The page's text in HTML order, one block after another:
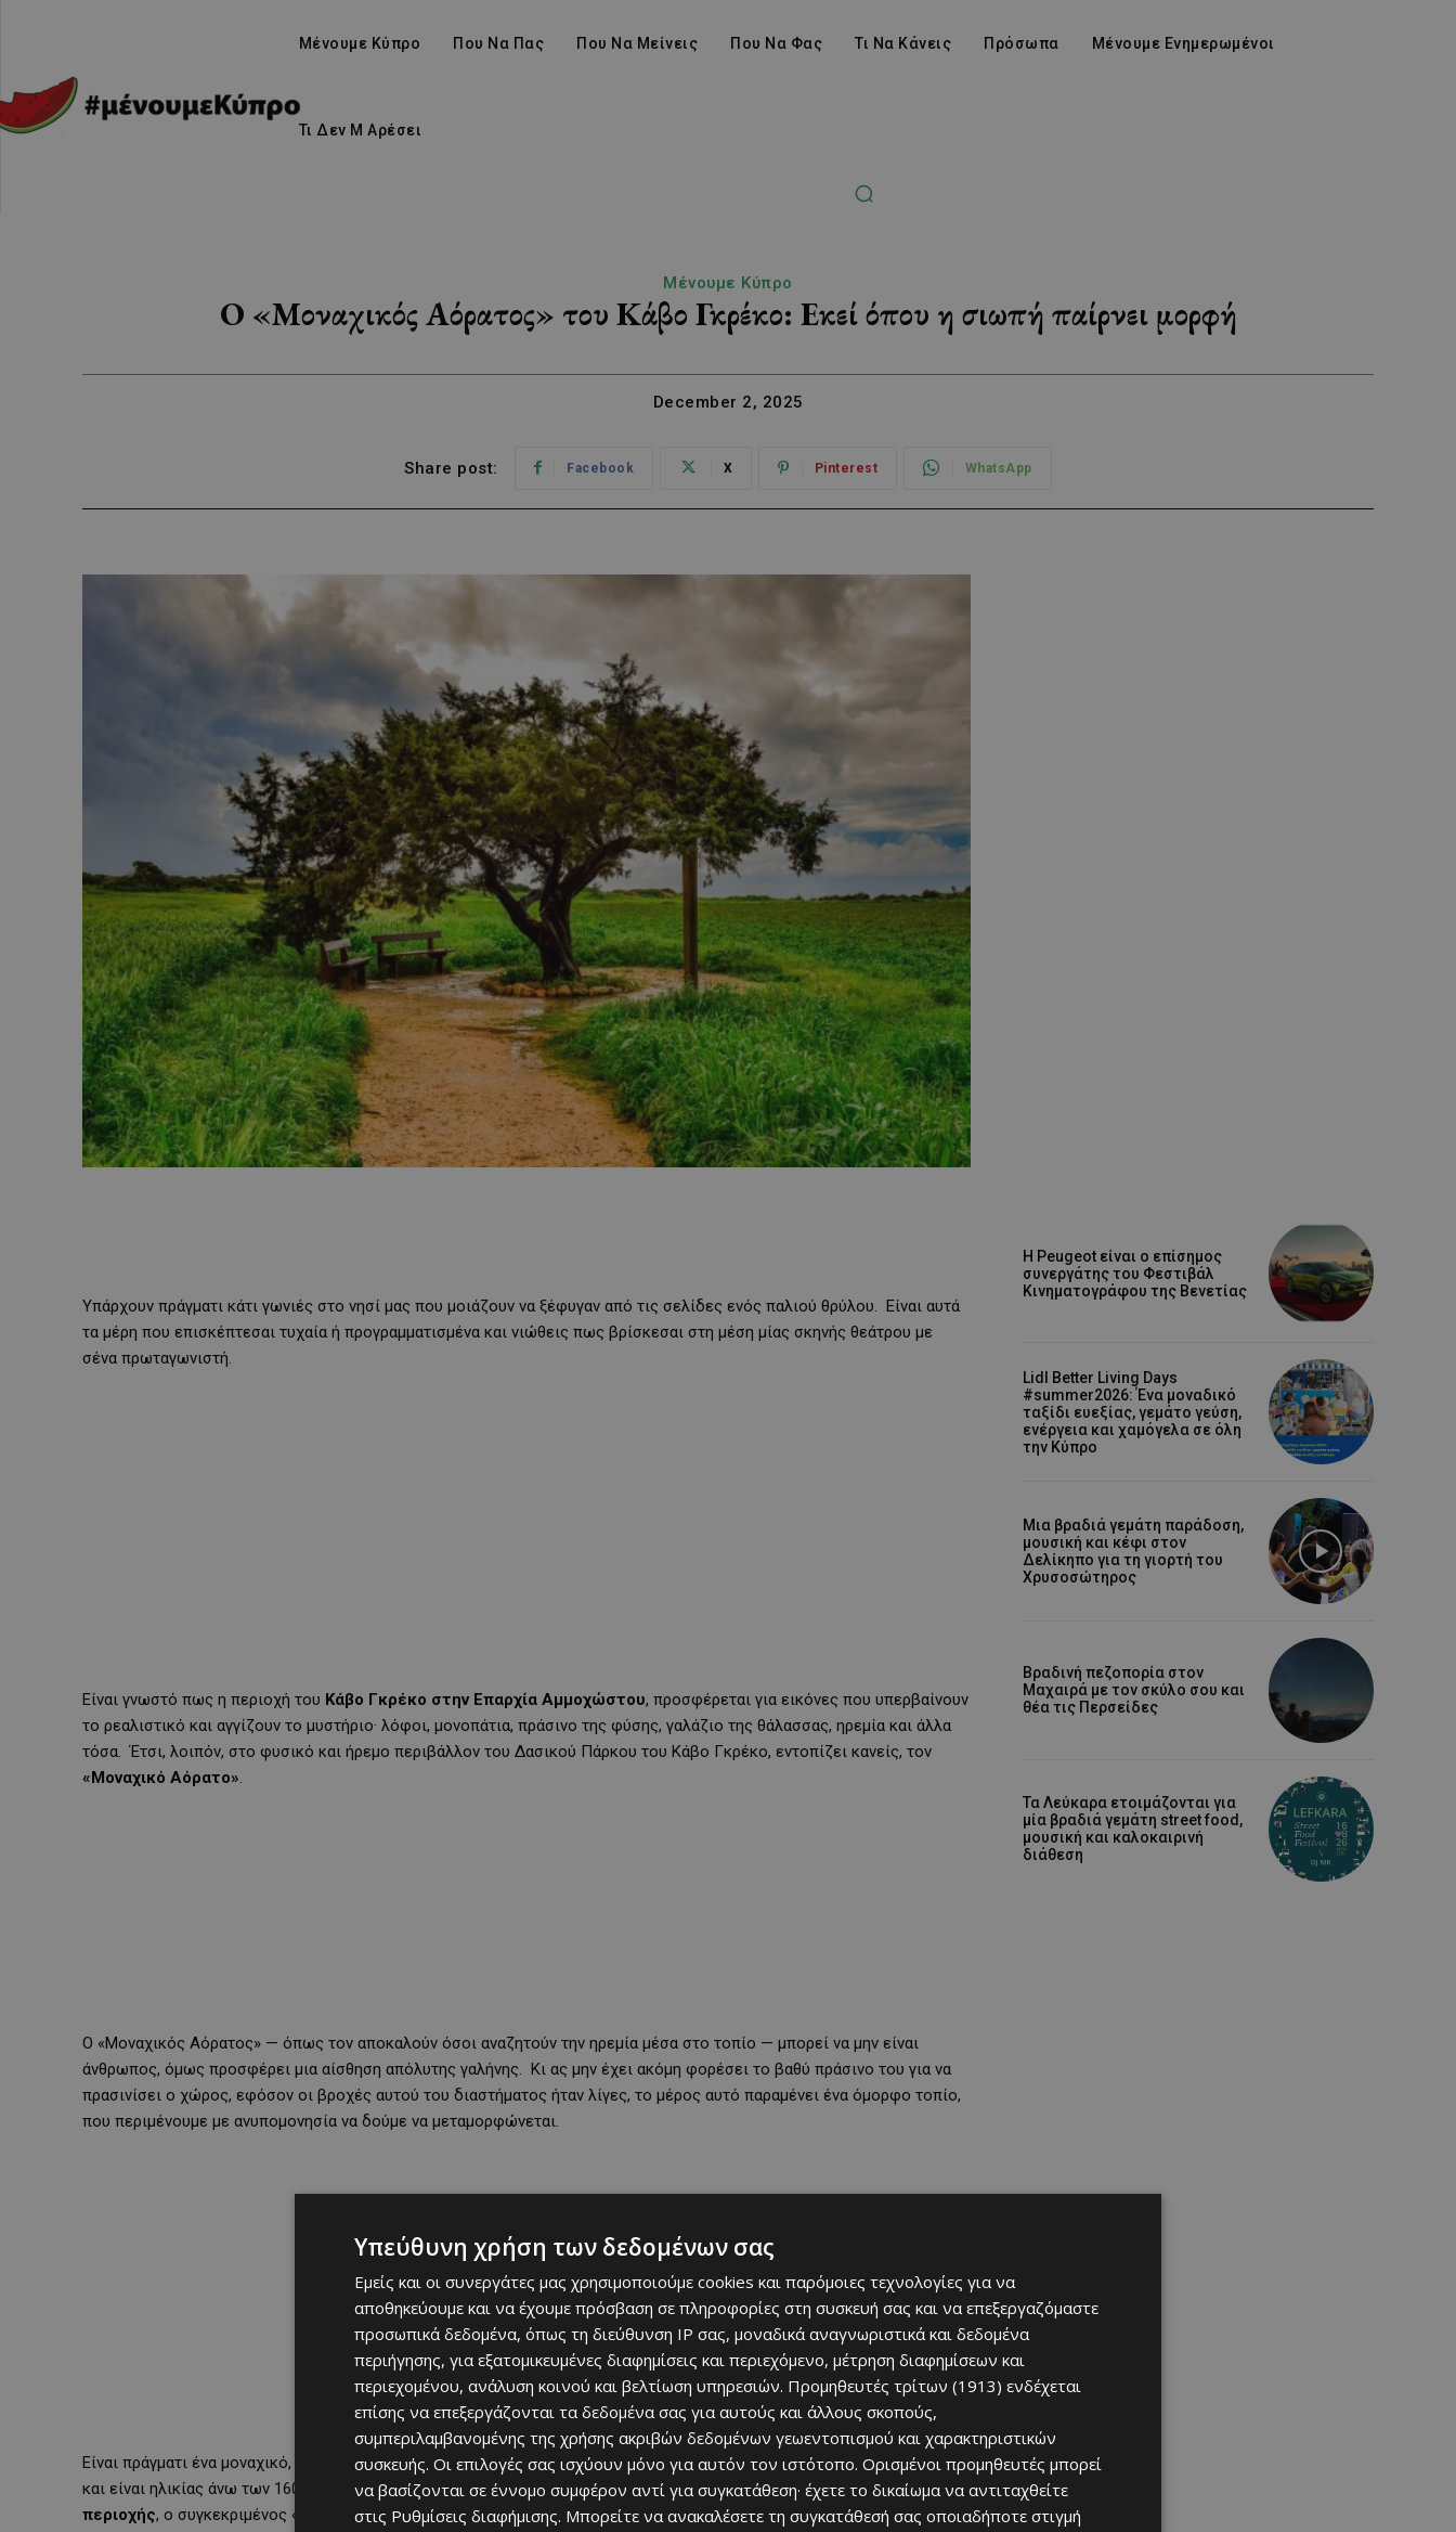
Μένουμε Κύπρο Που Να Πας Που Να Μείνεις Που Να Φας Τι Να Κάνεις Πρόσωπα Μένουμε Ενημερωμένοι
Τι Δεν Μ Αρέσει
Μένουμε Κύπρο
Ο «Μοναχικός Αόρατος» του Κάβο Γκρέκο: Εκεί όπου η σιωπή παίρνει μορφή
December 2, 2025
Share post: Facebook X Pinterest WhatsApp
Υπάρχουν πράγματι κάτι γωνιές στο νησί μας που μοιάζουν να ξέφυγαν από τις σελίδες ενός παλιού θρύλου. Είναι αυτά
τα μέρη που επισκέπτεσαι τυχαία ή προγραμματισμένα και νιώθεις πως βρίσκεσαι στη μέση μίας σκηνής θεάτρου με
σένα πρωταγωνιστή.
Είναι γνωστό πως η περιοχή του Κάβο Γκρέκο στην Επαρχία Αμμοχώστου, προσφέρεται για εικόνες που υπερβαίνουν
το ρεαλιστικό και αγγίζουν το μυστήριο· λόφοι, μονοπάτια, πράσινο της φύσης, γαλάζιο της θάλασσας, ηρεμία και άλλα
τόσα. Έτσι, λοιπόν, στο φυσικό και ήρεμο περιβάλλον του Δασικού Πάρκου του Κάβο Γκρέκο, εντοπίζει κανείς, τον
«Μοναχικό Αόρατο».
Ο «Μοναχικός Αόρατος» — όπως τον αποκαλούν όσοι αναζητούν την ηρεμία μέσα στο τοπίο — μπορεί να μην είναι
άνθρωπος, όμως προσφέρει μια αίσθηση απόλυτης γαλήνης. Κι ας μην έχει ακόμη φορέσει το βαθύ πράσινο του για να
πρασινίσει ο χώρος, εφόσον οι βροχές αυτού του διαστήματος ήταν λίγες, το μέρος αυτό παραμένει ένα όμορφο τοπίο,
που περιμένουμε με ανυπομονησία να δούμε να μεταμορφώνεται.
Είναι πράγματι ένα μοναχικό, αιωνόβιο και προστατευόμενο δένδρο. Φέρει το επιστημονικό όνομα Juniperus phoenicea,
και είναι ηλικίας άνω των 160 ετών. Παρόλο που οι θαμνώνες αοράτου αποτελούν την κυρίαρχη βλάστηση της
περιοχής, ο συγκεκριμένος «Μοναχικός Αόρατος» ξεχωρίζει. Τα παγκάκια που βρίσκονται δίπλα του αναδεικνύουν
Η Peugeot είναι ο επίσημος
συνεργάτης του Φεστιβάλ
Κινηματογράφου της Βενετίας
Lidl Better Living Days
#summer2026: Ένα μοναδικό
ταξίδι ευεξίας, γεμάτο γεύση,
ενέργεια και χαμόγελα σε όλη
την Κύπρο
Μια βραδιά γεμάτη παράδοση,
μουσική και κέφι στον
Δελίκηπο για τη γιορτή του
Χρυσοσώτηρος
Βραδινή πεζοπορία στον
Μαχαιρά με τον σκύλο σου και
θέα τις Περσείδες
Τα Λεύκαρα ετοιμάζονται για
μία βραδιά γεμάτη street food,
μουσική και καλοκαιρινή
διάθεση
Υπεύθυνη χρήση των δεδομένων σας
Εμείς και οι συνεργάτες μας χρησιμοποιούμε cookies και παρόμοιες τεχνολογίες για να
αποθηκεύουμε και να έχουμε πρόσβαση σε πληροφορίες στη συσκευή σας και να επεξεργαζόμαστε
προσωπικά δεδομένα, όπως τη διεύθυνση IP σας, μοναδικά αναγνωριστικά και δεδομένα
περιήγησης, για εξατομικευμένες διαφημίσεις και περιεχόμενο, μέτρηση διαφημίσεων και
περιεχομένου, ανάλυση κοινού και βελτίωση υπηρεσιών. Προμηθευτές τρίτων (1913) ενδέχεται
επίσης να επεξεργάζονται τα δεδομένα σας για αυτούς και άλλους σκοπούς,
συμπεριλαμβανομένης της χρήσης ακριβών δεδομένων γεωεντοπισμού και χαρακτηριστικών
συσκευής. Οι επιλογές σας ισχύουν μόνο για αυτόν τον ιστότοπο. Ορισμένοι προμηθευτές μπορεί
να βασίζονται σε έννομο συμφέρον αντί για συγκατάθεση· έχετε το δικαίωμα να αντιταχθείτε
στις Ρυθμίσεις διαφήμισης. Μπορείτε να ανακαλέσετε τη συγκατάθεσή σας οποιαδήποτε στιγμή